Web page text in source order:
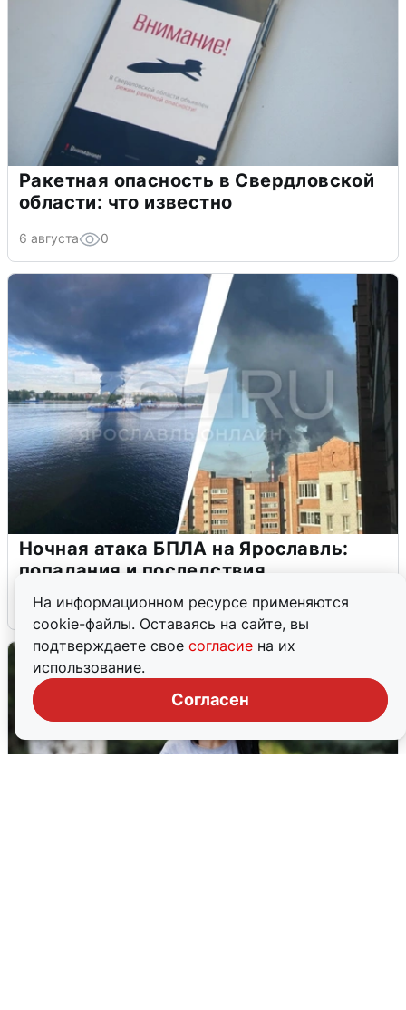
На информационном ресурсе применяются
cookie-файлы. Оставаясь на сайте, вы
подтверждаете свое согласие на их
использование.
Согласен
Ракетная опасность в Свердловской
области: что известно
6 августа 0
Ночная атака БПЛА на Ярославль:
попадания и последствия
6 августа 0